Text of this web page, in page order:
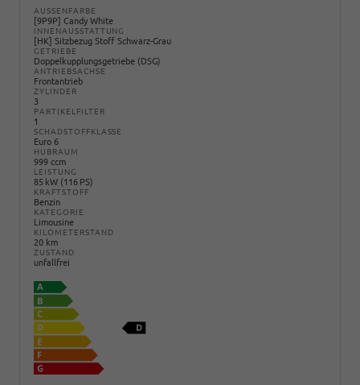
AUSSENFARBE
[9P9P] Candy White
INNENAUSSTATTUNG
[HK] Sitzbezug Stoff Schwarz-Grau
GETRIEBE
Doppelkupplungsgetriebe (DSG)
ANTRIEBSACHSE
Frontantrieb
ZYLINDER
3
PARTIKELFILTER
1
SCHADSTOFFKLASSE
Euro 6
HUBRAUM
999 ccm
LEISTUNG
85 kW (116 PS)
KRAFTSTOFF
Benzin
KATEGORIE
Limousine
KILOMETERSTAND
20 km
ZUSTAND
unfallfrei